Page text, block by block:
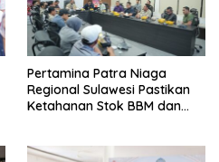
Pertamina Patra Niaga
Regional Sulawesi Pastikan
Ketahanan Stok BBM dan